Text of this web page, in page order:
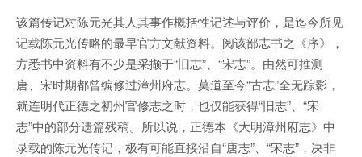
该篇传记对陈元光其人其事作概括性记述与评价，是迄今所见
记载陈元光传略的最早官方文献资料。阅该部志书之《序》，
方悉书中资料有不少是采撷于“旧志”、“宋志”。由然可推测
唐、宋时期都曾编修过漳州府志。莫道至今“古志”全无踪影，
就连明代正德之初州官修志之时，也仅能获得“旧志”、“宋
志”中的部分遗篇残稿。所以说，正德本《大明漳州府志》中
录载的陈元光传记，极有可能直接沿自“唐志”、“宋志”，决非